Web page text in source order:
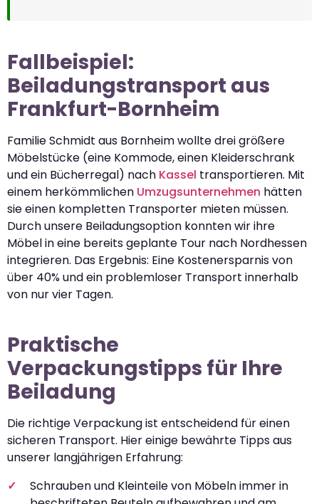
Fallbeispiel:
Beiladungstransport aus
Frankfurt-Bornheim
Familie Schmidt aus Bornheim wollte drei größere
Möbelstücke (eine Kommode, einen Kleiderschrank
und ein Bücherregal) nach Kassel transportieren. Mit
einem herkömmlichen Umzugsunternehmen hätten
sie einen kompletten Transporter mieten müssen.
Durch unsere Beiladungsoption konnten wir ihre
Möbel in eine bereits geplante Tour nach Nordhessen
integrieren. Das Ergebnis: Eine Kostenersparnis von
über 40% und ein problemloser Transport innerhalb
von nur vier Tagen.
Praktische
Verpackungstipps für Ihre
Beiladung
Die richtige Verpackung ist entscheidend für einen
sicheren Transport. Hier einige bewährte Tipps aus
unserer langjährigen Erfahrung:
Schrauben und Kleinteile von Möbeln immer in